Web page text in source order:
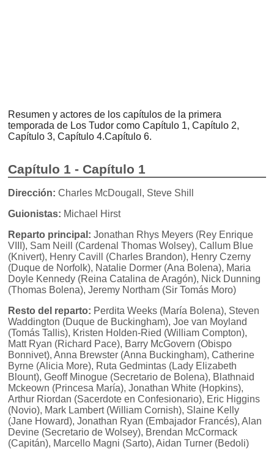
Resumen y actores de los capítulos de la primera
temporada de Los Tudor como Capítulo 1, Capítulo 2,
Capítulo 3, Capítulo 4.Capítulo 6.
Capítulo 1 - Capítulo 1
Dirección: Charles McDougall, Steve Shill
Guionistas: Michael Hirst
Reparto principal: Jonathan Rhys Meyers (Rey Enrique
VIII), Sam Neill (Cardenal Thomas Wolsey), Callum Blue
(Knivert), Henry Cavill (Charles Brandon), Henry Czerny
(Duque de Norfolk), Natalie Dormer (Ana Bolena), Maria
Doyle Kennedy (Reina Catalina de Aragón), Nick Dunning
(Thomas Bolena), Jeremy Northam (Sir Tomás Moro)
Resto del reparto: Perdita Weeks (María Bolena), Steven
Waddington (Duque de Buckingham), Joe van Moyland
(Tomás Tallis), Kristen Holden-Ried (William Compton),
Matt Ryan (Richard Pace), Barry McGovern (Obispo
Bonnivet), Anna Brewster (Anna Buckingham), Catherine
Byrne (Alicia More), Ruta Gedmintas (Lady Elizabeth
Blount), Geoff Minogue (Secretario de Bolena), Blathnaid
Mckeown (Princesa María), Jonathan White (Hopkins),
Arthur Riordan (Sacerdote en Confesionario), Eric Higgins
(Novio), Mark Lambert (William Cornish), Slaine Kelly
(Jane Howard), Jonathan Ryan (Embajador Francés), Alan
Devine (Secretario de Wolsey), Brendan McCormack
(Capitán), Marcello Magni (Sarto), Aidan Turner (Bedoli)